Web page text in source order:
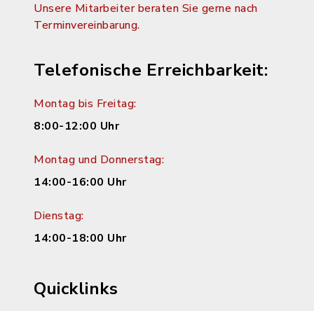
Unsere Mitarbeiter beraten Sie gerne nach
Terminvereinbarung.
Telefonische Erreichbarkeit:
Montag bis Freitag:
8:00-12:00 Uhr
Montag und Donnerstag:
14:00-16:00 Uhr
Dienstag:
14:00-18:00 Uhr
Quicklinks